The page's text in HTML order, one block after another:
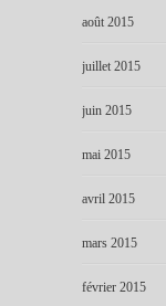
août 2015
juillet 2015
juin 2015
mai 2015
avril 2015
mars 2015
février 2015